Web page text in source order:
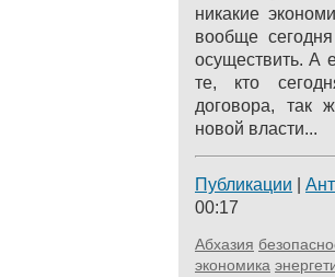
никакие
вообще
осуществить. А
те, кто
договора, так
новой власти...
Публикации
00:17
Абхазия
экономика